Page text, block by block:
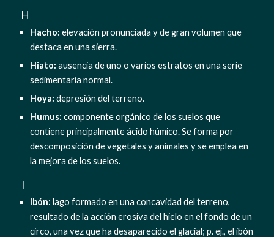
  H
Hacho: elevación pronunciada y de gran volumen que
destaca en una sierra.
Hiato: ausencia de uno o varios estratos en una serie
sedimentaria normal.
Hoya: depresión del terreno.
Humus: componente orgánico de los suelos que
contiene principalmente ácido húmico. Se forma por
descomposición de vegetales y animales y se emplea en
la mejora de los suelos.
  I
Ibón: lago formado en una concavidad del terreno,
resultado de la acción erosiva del hielo en el fondo de un
circo, una vez que ha desaparecido el glacial; p. ej., el ibón